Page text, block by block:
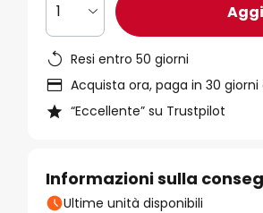
1
Resi entro 50 giorni
Acquista ora, paga in 30
“Eccellente” su Trustpilot
Informazioni sulla
Ultime unità disponibili